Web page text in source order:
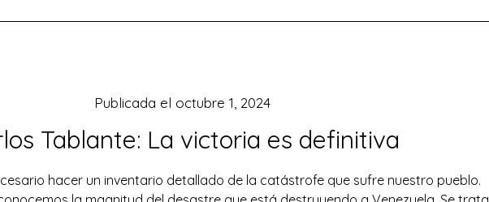
Tablante: La victoria es definitiva
Publicada el octubre 1, 2024
hacer un inventario detallado de la catástrofe que sufre nuestro pueblo.